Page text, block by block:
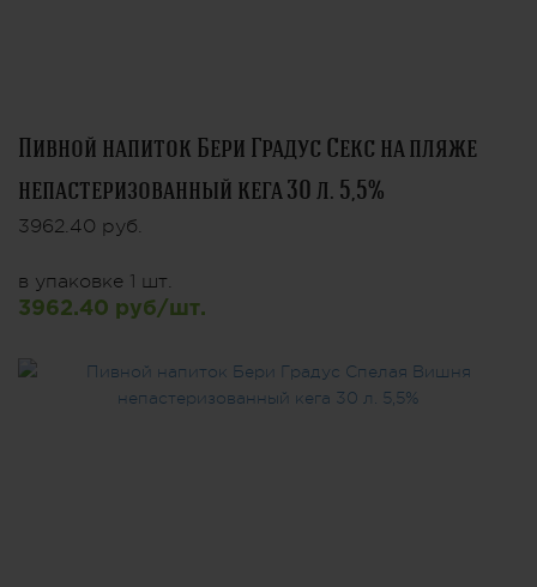
Пивной напиток Бери Градус Секс на пляже
непастеризованный кега 30 л. 5,5%
3962.40 руб.
в упаковке 1 шт.
3962.40 руб/шт.